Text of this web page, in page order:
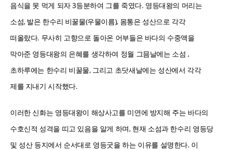
음식을 못 먹게 되자 3등분하여 그를 죽였다. 영등대왕의 머리는
소섬, 발은 한수리 비꿀물(우물이름), 몸통은 성산으로 각각
떠올랐다. 무사히 고향으로 돌아온 어부들은 바다의 수중액을
막아준 영등대왕의 은혜를 생각하여 정월 그믐날에는 소섬 ,
초하루에는 한수리 비꿀물, 그리고 초닷새날에는 성산에서 각각
제를 지내기 시작했다.
이러한 신화는 영등대왕이 해상사고를 미연에 방지해 주는 바다의
수호신적 성격을 띠고 있음을 알게 하며, 현재 소섬과 한수리 영등당
및 성산 등지에서 순서대로 영등굿을 하는 이유를 설명한다. 이